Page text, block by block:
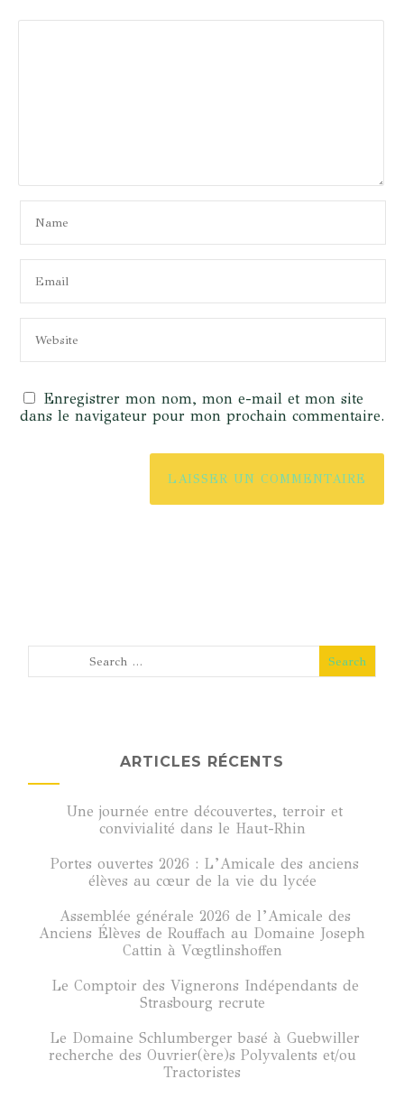
Enregistrer mon nom, mon e-mail et mon site
dans le navigateur pour mon prochain commentaire.
ARTICLES RÉCENTS
Une journée entre découvertes, terroir et
convivialité dans le Haut-Rhin
Portes ouvertes 2026 : L’Amicale des anciens
élèves au cœur de la vie du lycée
Assemblée générale 2026 de l’Amicale des
Anciens Élèves de Rouffach au Domaine Joseph
Cattin à Vœgtlinshoffen
Le Comptoir des Vignerons Indépendants de
Strasbourg recrute
Le Domaine Schlumberger basé à Guebwiller
recherche des Ouvrier(ère)s Polyvalents et/ou
Tractoristes